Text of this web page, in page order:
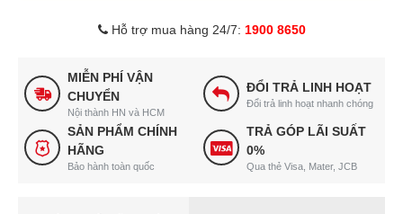
Hỗ trợ mua hàng 24/7: 1900 8650
MIỄN PHÍ VẬN
CHUYỂN
Nội thành HN và HCM
ĐỔI TRẢ LINH HOẠT
Đổi trả linh hoạt nhanh chóng
SẢN PHẨM CHÍNH
HÃNG
Bảo hành toàn quốc
TRẢ GÓP LÃI SUẤT
0%
Qua thẻ Visa, Mater, JCB